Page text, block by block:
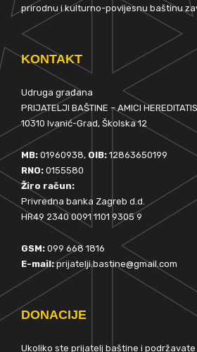
prirodnu i kulturno-povijesnu baštinu
KONTAKT
Udruga građana
PRIJATELJI BAŠTINE – AMICI
10310 Ivanić-Grad, Školska 12
MB: 01960938, OIB: 12863650199
RNO: 0155580
Žiro račun:
Privredna banka Zagreb d.d.
HR49 2340 0091 1101 9305 9
GSM: 099 668 1816
E-mail:prijatelji.bastine@gmail.com
DONACIJE
Ukoliko ste prijatelj baštine i